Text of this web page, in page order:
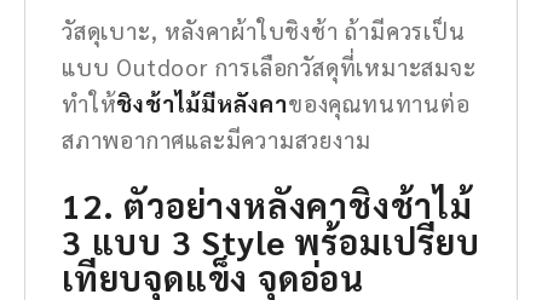
วัสดุเบาะ, หลังคาผ้าใบชิงช้า ถ้ามีควรเป็น
แบบ Outdoor การเลือกวัสดุที่เหมาะสมจะ
ทำให้ชิงช้าไม้มีหลังคาของคุณทนทานต่อ
สภาพอากาศและมีความสวยงาม
12. ตัวอย่างหลังคาชิงช้าไม้
3 แบบ 3 Style พร้อมเปรียบ
เทียบจุดแข็ง จุดอ่อน